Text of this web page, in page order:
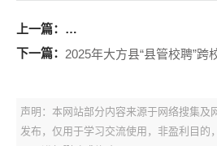
上一篇：
2025年大方县第一小学跨校
下一篇： 2025年大方县“县管校聘”跨
声明：本网站部分内容来源于网络搜集及
发布，仅用于学习交流使用，非盈利目的